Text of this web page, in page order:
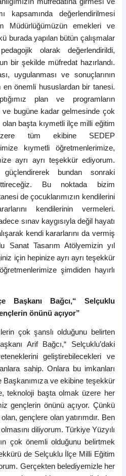
müfredatına girmesi ve
kapsamında değerlendirilmesi
Müdürlüğümüzün emekleri ve
burada yapılan bütün çalışmalar
olarak değerlendirildi,
bir şekilde müfredat hazırlandı.
uygulanması ve sonuçlarının
önemli hususlardan bir tanesi.
plan ve programların
bugüne kadar gelmesinde çok
olan başta kıymetli ilçe milli eğitim
tüm ekibine SEDEP
kıymetli öğretmenlerimize,
ayrı ayrı teşekkür ediyorum.
güçlendirerek bundan sonraki
Bu noktada bizim
de çocuklarımızın kendilerini
kendilerinin vermeleri.
sınav kaygısıyla değil hayatı
kendi kararlarını da vermiş
Sanat Tasarım Atölyemizin yıl
için hepinize ayrı ayrı teşekkür
şimdiden hayırlı
Bağcı,“
Selçuklu
önünü açıyor”
çok şanslı olduğunu belirten
Arif Bağcı,“ Selçuklu’daki
geliştirebilecekleri ve
sahip. Onlara bu imkanları
ve ekibine teşekkür
teknoloji başta olmak üzere her
gençlerin önünü açıyor. Çünkü
gençlere olan yatırımdır. Ben
diliyorum. Türkiye Yüzyılı
çok önemli olduğunu belirtmek
de Selçuklu İlçe Milli Eğitim
Gerçekten belediyemizle her